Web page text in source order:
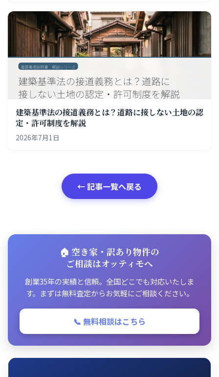
建築基準法の接道義務とは？道路に接しない土地の認
定・許可制度を解説
2026年7月1日
← 記事一覧へ戻る
🏠 空き家・訳あり物件の
ご相談はオッティモへ
創業35年の実績と信頼。全国どこでも対応いたしま
す。まずは無料査定からお気軽にご相談ください。
📞 無料相談はこちら